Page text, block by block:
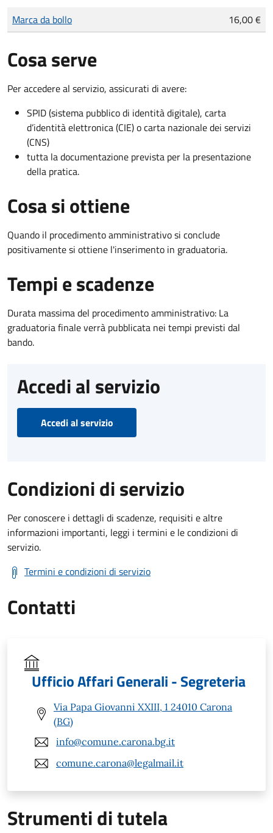
Tipo di pagamento
Importo
Marca da bollo 16,00 €
Cosa serve
Per accedere al servizio, assicurati di avere:
SPID (sistema pubblico di identità digitale), carta
d’identità elettronica (CIE) o carta nazionale dei servizi
(CNS)
tutta la documentazione prevista per la presentazione
della pratica.
Cosa si ottiene
Quando il procedimento amministrativo si conclude
positivamente si ottiene l'inserimento in graduatoria.
Tempi e scadenze
Durata massima del procedimento amministrativo: La
graduatoria finale verrà pubblicata nei tempi previsti dal
bando.
Accedi al servizio
Accedi al servizio
Condizioni di servizio
Per conoscere i dettagli di scadenze, requisiti e altre
informazioni importanti, leggi i termini e le condizioni di
servizio.
Termini e condizioni di servizio
Contatti
Ufficio Affari Generali - Segreteria
Via Papa Giovanni XXIII, 1 24010 Carona
(BG)
info@comune.carona.bg.it
comune.carona@legalmail.it
Strumenti di tutela